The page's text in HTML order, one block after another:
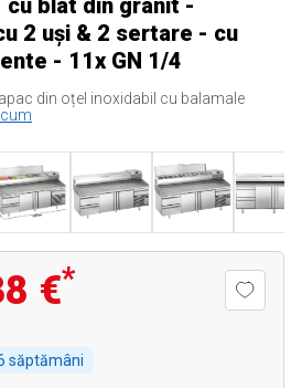
cu blat din granit -
2 uși & 2 sertare - cu
- 11x GN 1/4
din oțel inoxidabil cu balamale
€*
săptămâni